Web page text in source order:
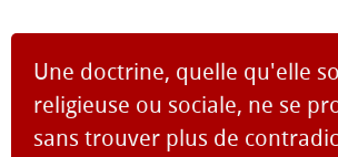
Une doctrine, quelle qu'elle
religieuse ou sociale, ne se
sans trouver plus de